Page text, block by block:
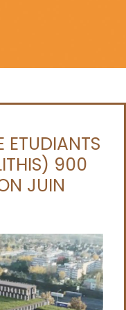
ETUDIANTS
900
JUIN